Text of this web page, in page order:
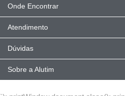
Onde Encontrar
Atendimento
Dúvidas
Sobre a Alutim